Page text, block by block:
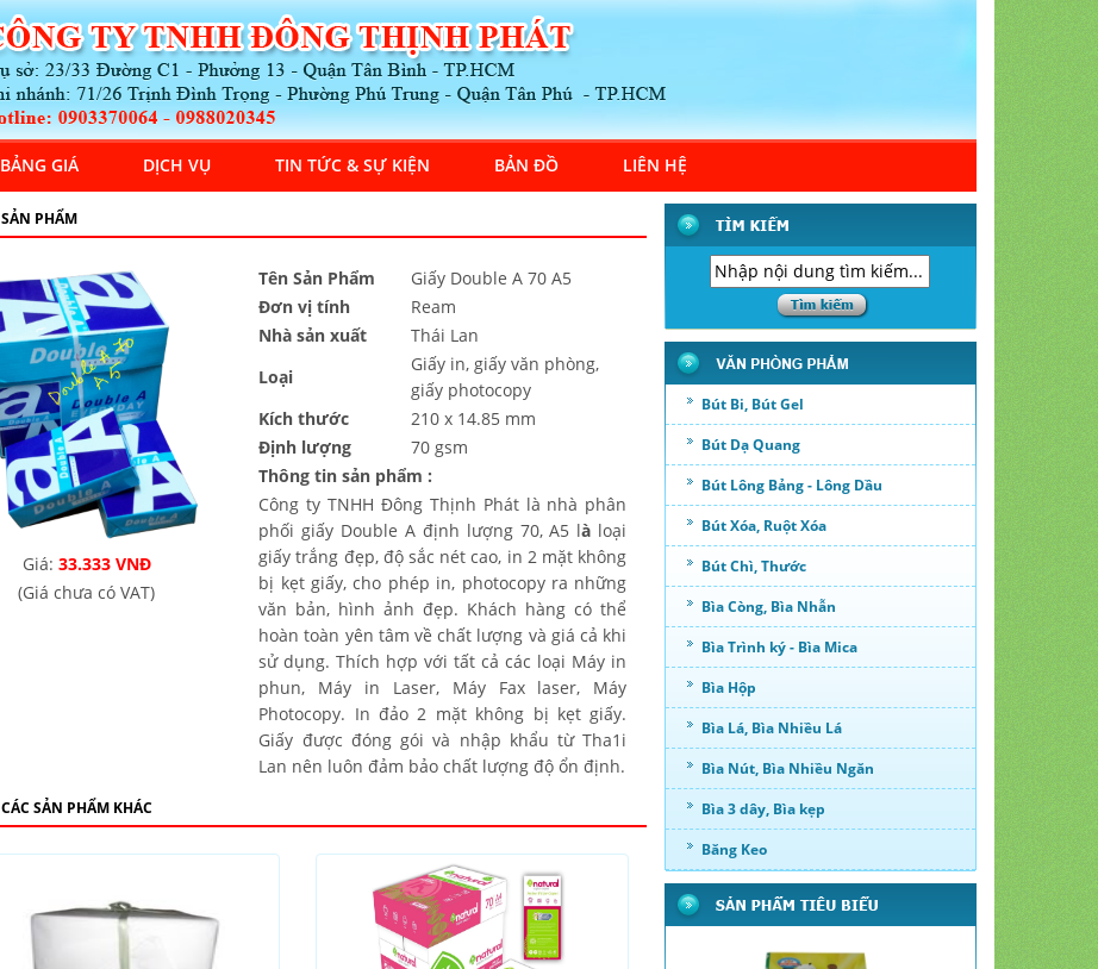
BẢNG GIÁ DỊCH VỤ TIN TỨC & SỰ KIỆN BẢN ĐỒ LIÊN HỆ
SẢN PHẨM
Giá: 33.333 VNĐ
(Giá chưa có VAT)
Tên Sản Phẩm
Giấy Double A 70 A5
Đơn vị tính
Ream
Nhà sản xuất
Thái Lan
Loại
Giấy in, giấy văn phòng,
giấy photocopy
Kích thước
210 x 14.85 mm
Định lượng
70 gsm
Thông tin sản phẩm :
Công ty TNHH Đông Thịnh Phát là nhà phân
phối giấy Double A định lượng 70, A5 là loại
giấy trắng đẹp, độ sắc nét cao, in 2 mặt không
bị kẹt giấy, cho phép in, photocopy ra những
văn bản, hình ảnh đẹp. Khách hàng có thể
hoàn toàn yên tâm về chất lượng và giá cả khi
sử dụng. Thích hợp với tất cả các loại Máy in
phun, Máy in Laser, Máy Fax laser, Máy
Photocopy. In đảo 2 mặt không bị kẹt giấy.
Giấy được đóng gói và nhập khẩu từ Tha1i
Lan nên luôn đảm bảo chất lượng độ ổn định.
CÁC SẢN PHẨM KHÁC
Bút Bi, Bút Gel
Bút Dạ Quang
Bút Lông Bảng - Lông Dầu
Bút Xóa, Ruột Xóa
Bút Chì, Thước
Bìa Còng, Bìa Nhẫn
Bìa Trình ký - Bìa Mica
Bìa Hộp
Bìa Lá, Bìa Nhiều Lá
Bìa Nút, Bìa Nhiều Ngăn
Bìa 3 dây, Bìa kẹp
Băng Keo